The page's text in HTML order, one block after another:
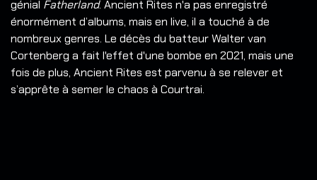
génial Fatherland. Ancient Rites n'a pas enregistré
énormément d’albums, mais en live, il a touché à de
nombreux genres. Le décès du batteur Walter van
Cortenberg a fait l'effet d'une bombe en 2021, mais une
fois de plus, Ancient Rites est parvenu à se relever et
s’apprête à semer le chaos à Courtrai.